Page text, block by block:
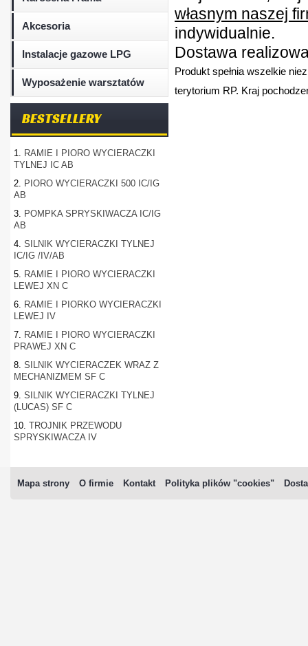
Akcesoria
Instalacje gazowe LPG
Wyposażenie warsztatów
BESTSELLERY
1. RAMIE I PIORO WYCIERACZKI
TYLNEJ IC AB
2. PIORO WYCIERACZKI 500 IC/IG
AB
3. POMPKA SPRYSKIWACZA IC/IG
AB
4. SILNIK WYCIERACZKI TYLNEJ
IC/IG /IV/AB
5. RAMIE I PIORO WYCIERACZKI
LEWEJ XN C
6. RAMIE I PIORKO WYCIERACZKI
LEWEJ IV
7. RAMIE I PIORO WYCIERACZKI
PRAWEJ XN C
8. SILNIK WYCIERACZEK WRAZ Z
MECHANIZMEM SF C
9. SILNIK WYCIERACZKI TYLNEJ
(LUCAS) SF C
10. TROJNIK PRZEWODU
SPRYSKIWACZA IV
własnym naszej
indywidualnie.
Dostawa
Produkt spełnia wszelkie
terytorium RP. Kraj
Mapa strony O firmie Kontakt Polityka plików "cookies"